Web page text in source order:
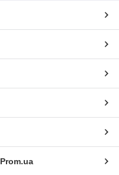
Prom.ua